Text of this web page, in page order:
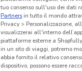
tuo consenso sull'uso dei dati
Partnersin tutto il mondo
Privacy > Personalizzazione,
visualizzerai all'interno
piattaforme esterne a
in un sito di viaggi, potremo
abbia fornito il relativo
dispositivo, possono essere